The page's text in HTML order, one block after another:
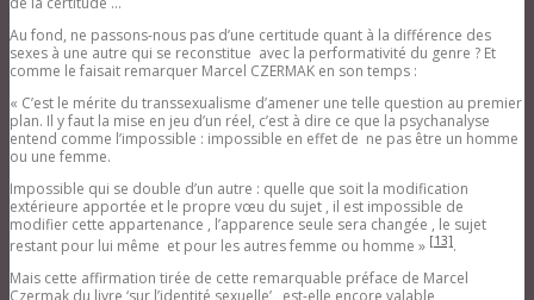
Au fond, ne passons-nous pas d’une certitude quant à la différence des
sexes à une autre qui se reconstitue avec la performativité du genre ? Et
comme le faisait remarquer Marcel CZERMAK en son temps :
« C’est le mérite du transsexualisme d’amener une telle question au premier
plan. Il y faut la mise en jeu d’un réel, c’est à dire ce que la psychanalyse
entend comme l’impossible : impossible en effet de ne pas être un homme
ou une femme.
Impossible qui se double d’un autre : quelle que soit la modification
extérieure apportée et le propre vœu du sujet , il est impossible de
modifier cette appartenance , l’apparence seule sera changée , le sujet
restant pour lui même et pour les autres femme ou homme » [13].
Mais cette affirmation tirée de cette remarquable préface de Marcel
Czermak du livre ‘sur l’identité sexuelle’ , est-elle encore valable